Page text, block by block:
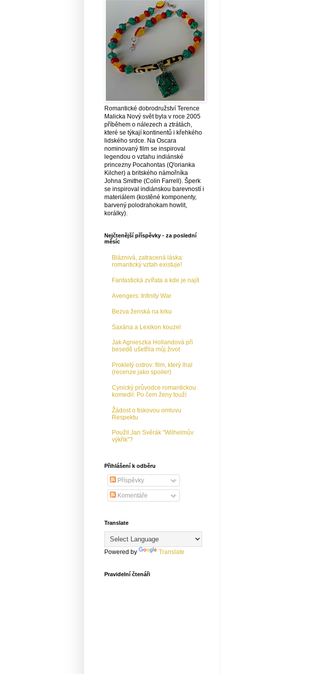
Romantické dobrodružství Terence
Malicka Nový svět byla v roce 2005
příběhem o nálezech a ztrátách,
které se týkají kontinentů i křehkého
lidského srdce. Na Oscara
nominovaný film se inspiroval
legendou o vztahu indiánské
princezny Pocahontas (Q'orianka
Kilcher) a britského námořníka
Johna Smithe (Colin Farrell). Šperk
se inspiroval indiánskou barevností i
materiálem (kostěné komponenty,
barvený polodrahokam howlit,
korálky).
Nejčtenější příspěvky - za poslední
měsíc
Bláznivá, zatracená láska:
romantický vztah existuje!
Fantastická zvířata a kde je najít
Avengers: Infinity War
Bezva ženská na krku
Saxána a Lexikon kouzel
Jak Agnieszka Hollandová při
besedě ušetřila můj život
Prokletý ostrov: film, který lhal
(recenze jako spoiler)
Cynický průvodce romantickou
komedií: Po čem ženy touží
Žádost o tiskovou omluvu
Respektu
Použil Jan Svěrák "Wilhelmův
výkřik"?
Přihlášení k odběru
Příspěvky
Komentáře
Translate
Powered by Translate
Pravidelní čtenáři